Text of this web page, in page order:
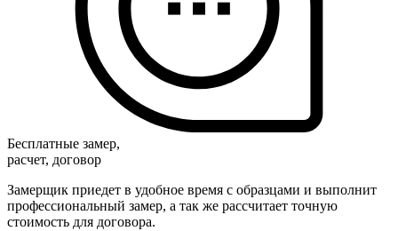
Бесплатные замер,
расчет, договор
Замерщик приедет в удобное время с образцами и выполнит
профессиональный замер, а так же рассчитает точную
стоимость для договора.